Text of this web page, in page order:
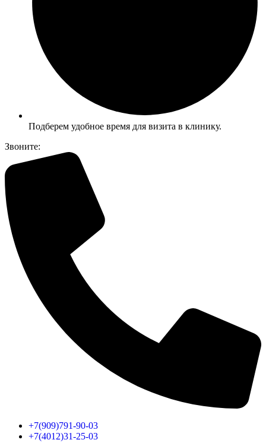
Подберем удобное время для визита в клинику.
Звоните:
+7(909)791-90-03
+7(4012)31-25-03